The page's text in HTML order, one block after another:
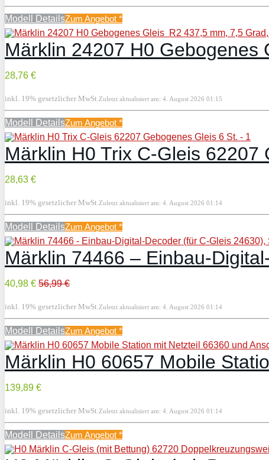
Modell DetailsZum Angebot *
Märklin 24207 H0
28,76 €
inkl. 19% gesetzlicher MwSt.Zuletzt aktualisiert am: 4. August 2026 01:15
Modell DetailsZum Angebot *
Märklin H0 Trix C-Gleis 62207
28,63 €
inkl. 19% gesetzlicher MwSt.Zuletzt aktualisiert am: 4. August 2026 01:14
Modell DetailsZum Angebot *
Märklin 74466 – Einbau-
40,98 € 56,99 €
inkl. 19% gesetzlicher MwSt.Zuletzt aktualisiert am: 4. August 2026 01:14
Modell DetailsZum Angebot *
Märklin H0 60657 Mobile
139,89 €
inkl. 19% gesetzlicher MwSt.Zuletzt aktualisiert am: 4. August 2026 01:14
Modell DetailsZum Angebot *